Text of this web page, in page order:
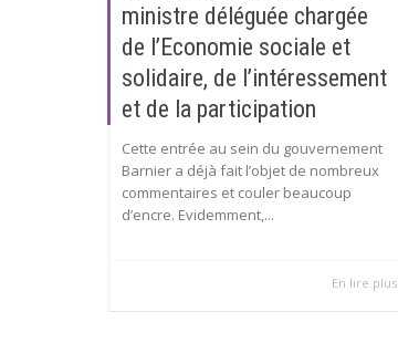
ministre déléguée chargée
de l’Economie sociale et
solidaire, de l’intéressement
et de la participation
Cette entrée au sein du gouvernement
Barnier a déjà fait l’objet de nombreux
commentaires et couler beaucoup
d’encre. Evidemment,...
En lire plus